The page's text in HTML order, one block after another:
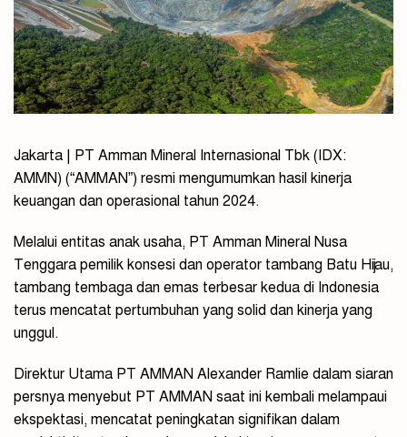
Jakarta | PT Amman Mineral Internasional Tbk (IDX:
AMMN) (“AMMAN”) resmi mengumumkan hasil kinerja
keuangan dan operasional tahun 2024.
Melalui entitas anak usaha, PT Amman Mineral Nusa
Tenggara pemilik konsesi dan operator tambang Batu Hijau,
tambang tembaga dan emas terbesar kedua di Indonesia
terus mencatat pertumbuhan yang solid dan kinerja yang
unggul.
Direktur Utama PT AMMAN Alexander Ramlie dalam siaran
persnya menyebut PT AMMAN saat ini kembali melampaui
ekspektasi, mencatat peningkatan signifikan dalam